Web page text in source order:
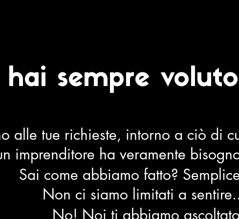
sempre voluto
alle tue richieste, intorno a ciò di
imprenditore ha veramente
Sai come abbiamo fatto?
Non ci siamo limitati a
No! Noi ti abbiamo